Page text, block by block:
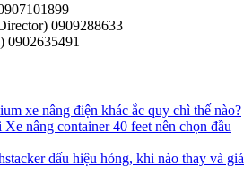
0909288633
0902635491
xe nâng điện khác ắc quy chì thế nào?
nâng container 40 feet nên chọn đầu
dấu hiệu hỏng, khi nào thay và giá